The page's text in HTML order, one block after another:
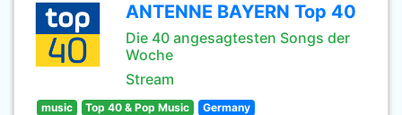
ANTENNE BAYERN Top 40
Die 40 angesagtesten Songs der
Woche
Stream
music Top 40 & Pop Music Germany